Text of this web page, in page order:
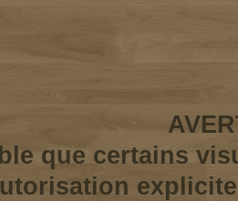
que certains